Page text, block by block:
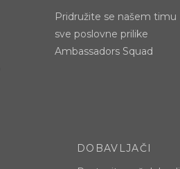
Pridružite se našem timu
sve poslovne prilike
Ambassadors Squad
DOBAVLJAČI